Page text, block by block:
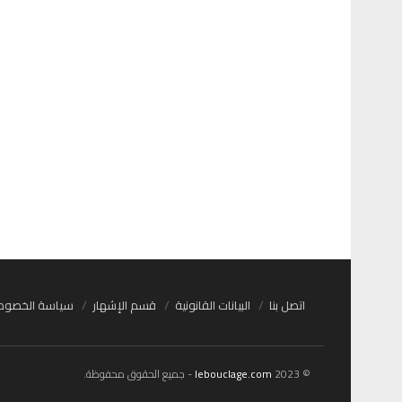
اتصل بنا البيانات القانونية قسم الإشهار سياسة
© 2023
lebouclage.com- جميع الحقوق محفوظة.